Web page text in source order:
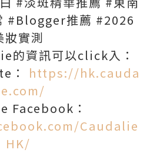
#Blogger推薦 #2026
妝實測
的資訊可以click入：
： https://hk.cauda
Facebook：
Caudalie
HK/